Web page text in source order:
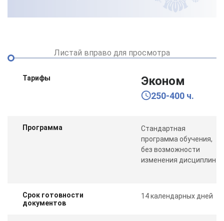
Листай вправо для просмотра
Тарифы Эконом
250-400 ч.
Программа
Стандартная
программа обучения,
без возможности
изменения дисциплин
Срок готовности
документов
14 календарных дней